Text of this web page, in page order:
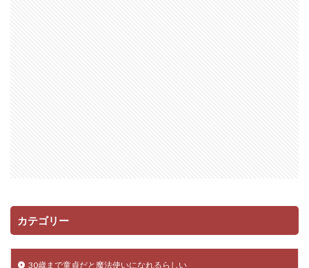
カテゴリー
30歳まで童貞だと魔法使いになれるらしい